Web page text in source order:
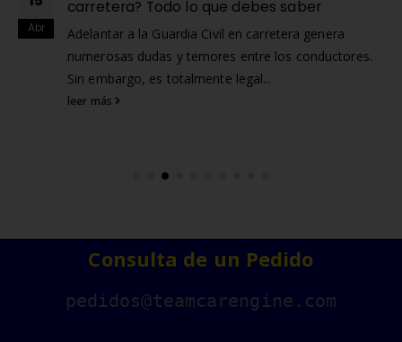
Abr
carretera? Todo lo que debes saber
Adelantar a la Guardia Civil en carretera genera
numerosas dudas y temores entre los conductores.
Sin embargo, es totalmente legal...
leer más
Consulta de un Pedido
pedidos@teamcarengine.com